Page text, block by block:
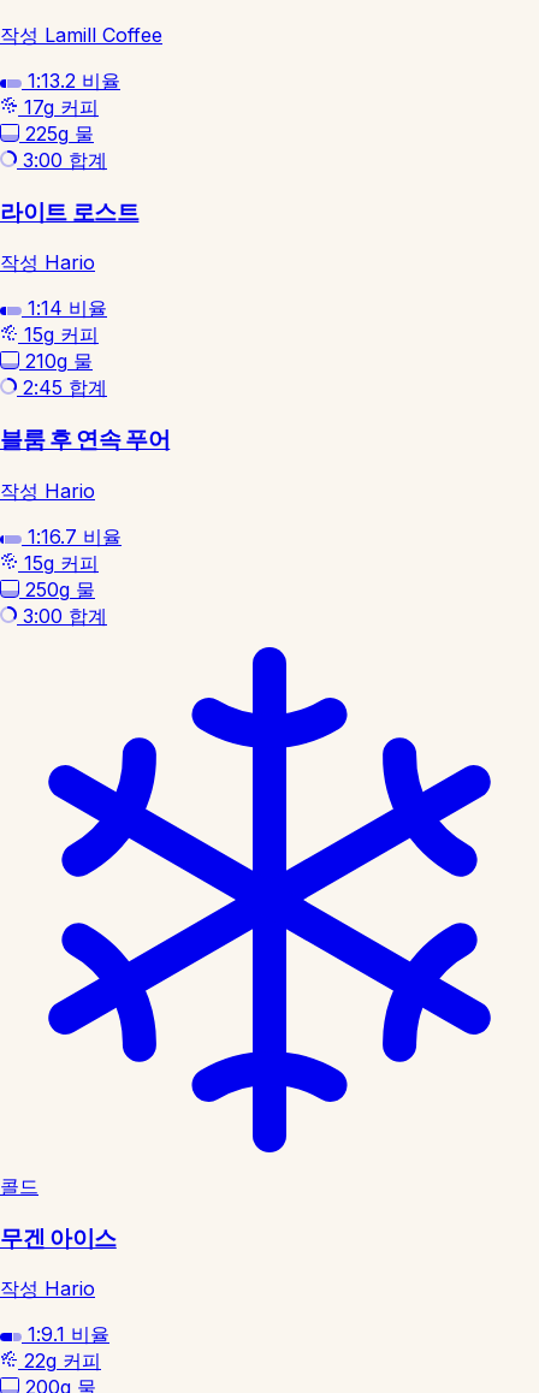
작성 Lamill Coffee
1:13.2 비율
17g 커피
225g 물
3:00 합계
라이트 로스트
작성 Hario
1:14 비율
15g 커피
210g 물
2:45 합계
블룸 후 연속 푸어
작성 Hario
1:16.7 비율
15g 커피
250g 물
3:00 합계
콜드
무겐 아이스
작성 Hario
1:9.1 비율
22g 커피
200g 물